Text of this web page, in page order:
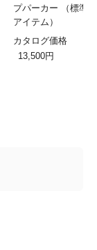
プパーカー （標準
アイテム）
カタログ価格
13,500円